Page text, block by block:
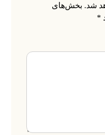
شد. بخش‌های
*